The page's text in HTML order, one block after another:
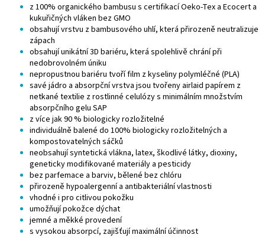
z 100% organického bambusu s certifikací Oeko-Tex a Ecocert a
kukuřičných vláken bez GMO
obsahují vrstvu z bambusového uhlí, která přirozeně neutralizuje
zápach
obsahují unikátní 3D bariéru, která spolehlivě chrání při
nedobrovolném úniku
nepropustnou bariéru tvoří film z kyseliny polymléčné (PLA)
savé jádro a absorpční vrstva jsou tvořeny airlaid papírem z
netkané textilie z rostlinné celulózy s minimálním množstvím
absorpčního gelu SAP
z více jak 90 % biologicky rozložitelné
individuálně balené do 100% biologicky rozložitelných a
kompostovatelných sáčků
neobsahují syntetická vlákna, latex, škodlivé látky, dioxiny,
geneticky modifikované materiály a pesticidy
bez parfemace a barviv, bělené bez chlóru
přirozeně hypoalergenní a antibakteriální vlastnosti
vhodné i pro citlivou pokožku
umožňují pokožce dýchat
jemné a měkké provedení
s vysokou absorpcí, zajišťují maximální účinnost